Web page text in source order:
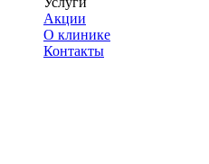
Акции
О клинике
Контакты